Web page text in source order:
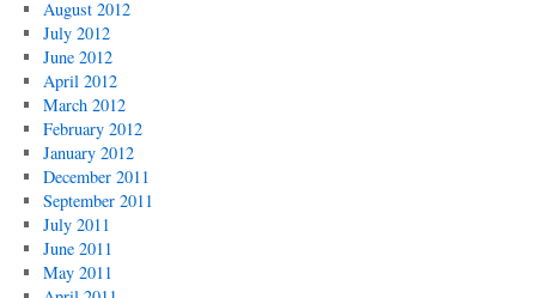
August 2012
July 2012
June 2012
April 2012
March 2012
February 2012
January 2012
December 2011
September 2011
July 2011
June 2011
May 2011